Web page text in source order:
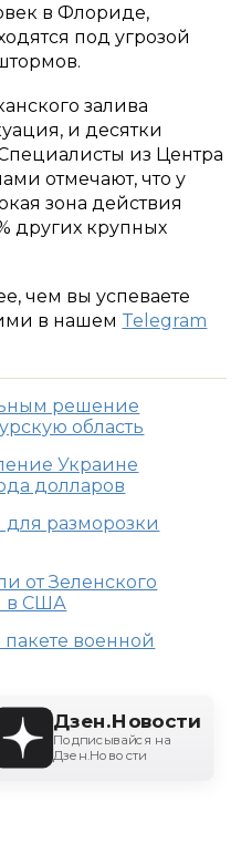
в Флориде,
под угрозой
залива
и десятки
из Центра
отмечают, что у
зона действия
других крупных
чем вы успеваете
в нашем Telegram
решение
область
Украине
долларов
для разморозки
от Зеленского
в США
военной
Дзен.Новости
Подписывайся на
Дзен.Новости